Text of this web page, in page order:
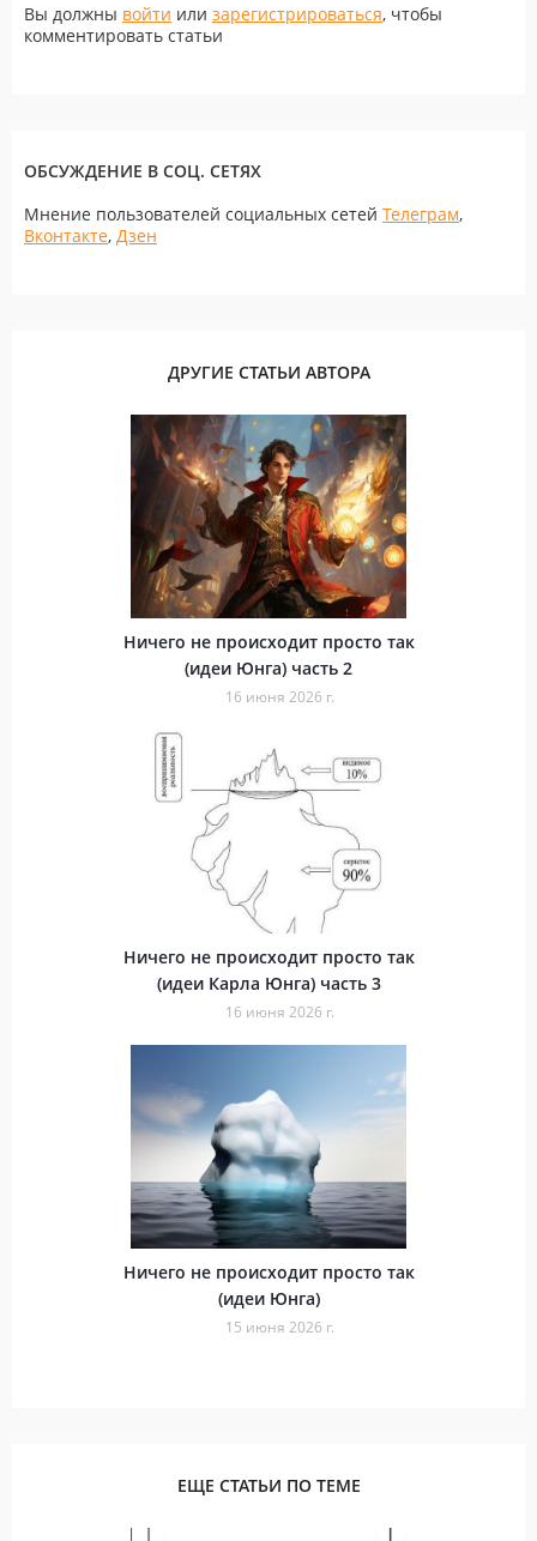
Вы должны войти или зарегистрироваться, чтобы
комментировать статьи
ОБСУЖДЕНИЕ В СОЦ. СЕТЯХ
Мнение пользователей социальных сетей Телеграм,
Вконтакте, Дзен
ДРУГИЕ СТАТЬИ АВТОРА
Ничего не происходит просто так
(идеи Юнга) часть 2
16 июня 2026 г.
Ничего не происходит просто так
(идеи Карла Юнга) часть 3
16 июня 2026 г.
Ничего не происходит просто так
(идеи Юнга)
15 июня 2026 г.
ЕЩЕ СТАТЬИ ПО ТЕМЕ